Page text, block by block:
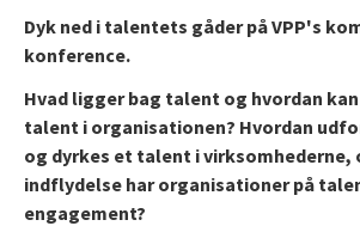
Dyk ned i talentets gåder på VPP's
konference.
Hvad ligger bag talent og hvordan
talent i organisationen? Hvordan
og dyrkes et talent i virksomhederne,
indflydelse har organisationer på
engagement?